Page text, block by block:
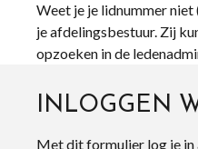
Weet je je lidnummer niet
je afdelingsbestuur. Zij
opzoeken in de
INLOGGEN
Met dit formulier log je in